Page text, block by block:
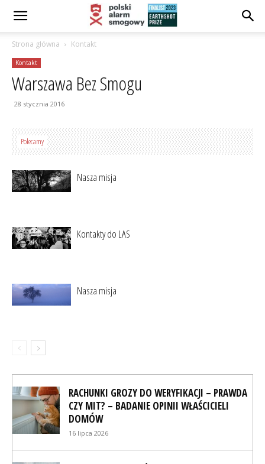
Strona główna Kontakt
Kontakt
Warszawa Bez Smogu
28 stycznia 2016
Polecamy
Nasza misja
Kontakty do LAS
Nasza misja
RACHUNKI GROZY DO WERYFIKACJI – PRAWDA
CZY MIT? – BADANIE OPINII WŁAŚCICIELI
DOMÓW
16 lipca 2026